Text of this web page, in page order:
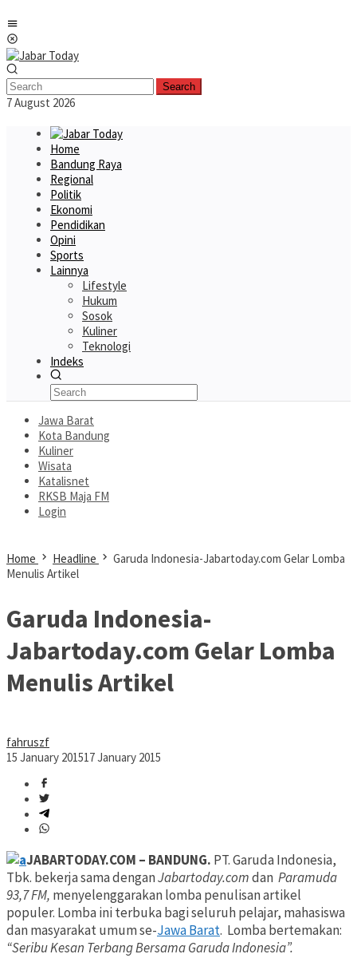
to
content
Search
7 August 2026
Home
Bandung Raya
Regional
Politik
Ekonomi
Pendidikan
Opini
Sports
Lainnya
Lifestyle
Hukum
Sosok
Kuliner
Teknologi
Indeks
Jawa Barat
Kota Bandung
Kuliner
Wisata
Katalisnet
RKSB Maja FM
Login
Home Headline
Garuda Indonesia-Jabartoday.com Gelar Lomba
Menulis Artikel
Garuda Indonesia-
Jabartoday.com Gelar Lomba
Menulis Artikel
fahruszf
15 January 201517 January 2015
JABARTODAY.COM – BANDUNG. PT. Garuda Indonesia,
Tbk. bekerja sama denganJabartoday.comdan Paramuda
93,7 FM, menyelenggarakan lomba penulisan artikel
populer. Lomba ini terbuka bagi seluruh pelajar, mahasiswa
dan masyarakat umum se-Jawa Barat. Lomba bertemakan:
“Seribu Kesan Terbang Bersama Garuda Indonesia”.